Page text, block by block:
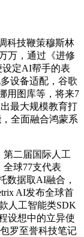
科技鞭策穆斯林
万，通过《进修
定AI帮手的表
设备适配，谷歌
用图库等，将来7
最大规模教育打
全面融合鸿蒙系
二届国际人工
球77支代表
数据取AI融合，
AI发布全球首
人工智能类SDK
设想中的立异使
罗至誉科技笔记